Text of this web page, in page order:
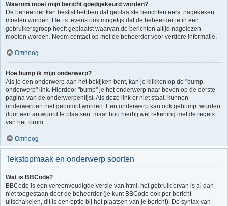
Waarom moet mijn bericht goedgekeurd worden?
De beheerder kan beslist hebben dat geplaatste berichten eerst nagekeken
moeten worden. Het is tevens ook mogelijk dat de beheerder je in een
gebruikersgroep heeft geplaatst waarvan de berichten altijd nagelezen
moeten worden. Neem contact op met de beheerder voor verdere informatie.
Omhoog
Hoe bump ik mijn onderwerp?
Als je een onderwerp aan het bekijken bent, kan je klikken op de "bump
onderwerp" link. Hierdoor "bump" je het onderwerp naar boven op de eerste
pagina van de onderwerpenlijst. Als deze link er niet staat, kunnen
onderwerpen niet gebumpt worden. Een onderwerp kan ook gebumpt worden
door een antwoord te plaatsen, maar hou hierbij wel rekening met de regels
van het forum.
Omhoog
Tekstopmaak en onderwerp soorten
Wat is BBCode?
BBCode is een vereenvoudigde versie van html, het gebruik ervan is al dan
niet toegestaan door de beheerder (je kunt BBCode ook per bericht
uitschakelen, dit is een optie bij het plaatsen van je bericht). De syntax van